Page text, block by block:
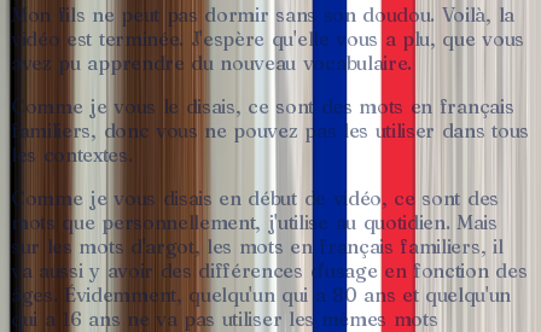
Mon fils ne peut pas dormir sans son doudou. Voilà, la
vidéo est terminée. J'espère qu'elle vous a plu, que vous
avez pu apprendre du nouveau vocabulaire.
Comme je vous le disais, ce sont des mots en français
familiers, donc vous ne pouvez pas les utiliser dans tous
les contextes.
Comme je vous disais en début de vidéo, ce sont des
mots que personnellement, j'utilise au quotidien. Mais
sur les mots d'argot, les mots en français familiers, il
va aussi y avoir des différences d'usage en fonction des
âges. Évidemment, quelqu'un qui a 80 ans et quelqu'un
qui a 16 ans ne va pas utiliser les mêmes mots